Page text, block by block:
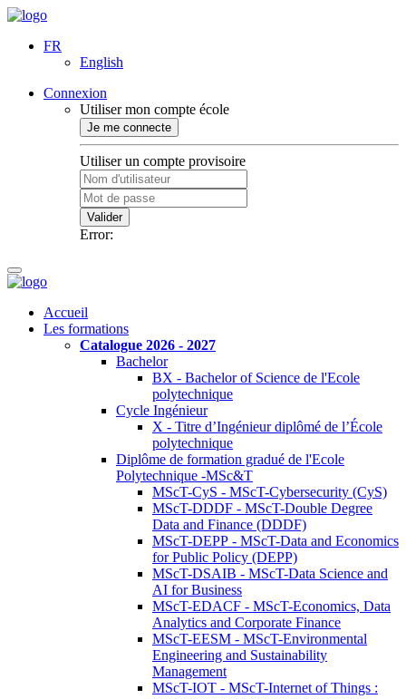
FR
English
Connexion
Utiliser mon compte école
Je me connecte
Utiliser un compte provisoire
Valider
Error:
Accueil
Les formations
Catalogue 2026 - 2027
Bachelor
BX - Bachelor of Science de l'Ecole
polytechnique
Cycle Ingénieur
X - Titre d’Ingénieur diplômé de l’École
polytechnique
Diplôme de formation gradué de l'Ecole
Polytechnique -MSc&T
MScT-CyS - MScT-Cybersecurity (CyS)
MScT-DDDF - MScT-Double Degree
Data and Finance (DDDF)
MScT-DEPP - MScT-Data and Economics
for Public Policy (DEPP)
MScT-DSAIB - MScT-Data Science and
AI for Business
MScT-EDACF - MScT-Economics, Data
Analytics and Corporate Finance
MScT-EESM - MScT-Environmental
Engineering and Sustainability
Management
MScT-IOT - MScT-Internet of Things :